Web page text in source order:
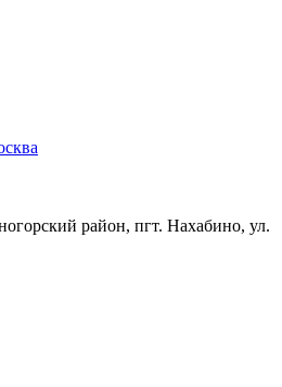
район, пгт. Нахабино, ул.